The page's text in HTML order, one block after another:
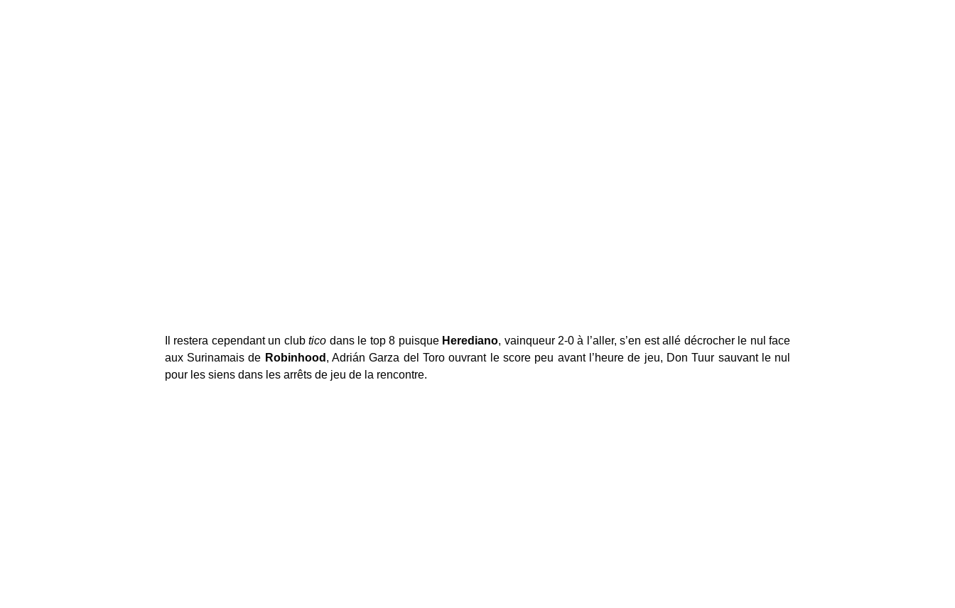
Il restera cependant un clubtico dans le top 8 puisque Herediano, vainqueur 2-0 à l’aller, s’en est allé décrocher le nul face
aux Surinamais de Robinhood , Adrián Garza del Toro ouvrant le score peu avant l’heure de jeu, Don Tuur sauvant le nul
pour les siens dans les arrêts de jeu de la rencontre.